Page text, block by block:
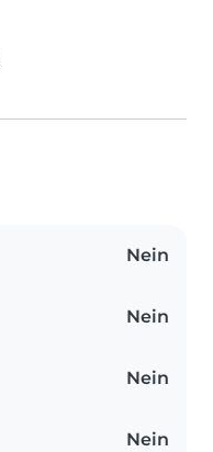
Nein
Nein
Nein
Nein